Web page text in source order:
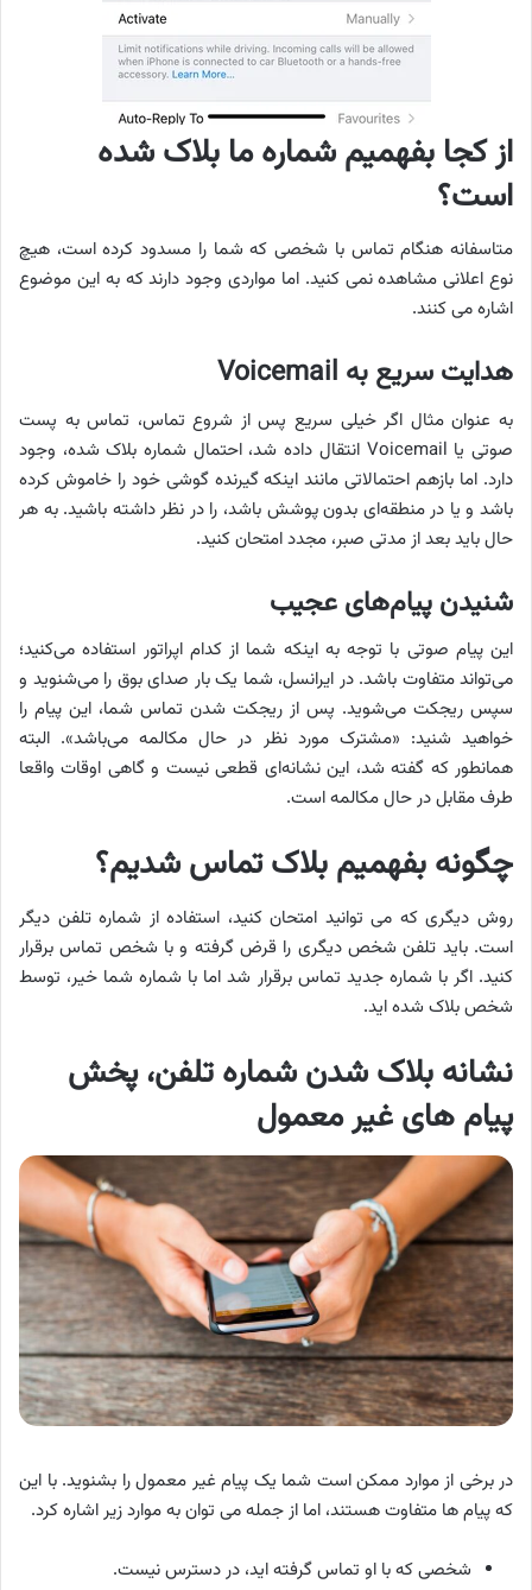
از کجا بفهمیم شماره ما بلاک شده
است؟
متاسفانه هنگام تماس با شخصی که شما را مسدود کرده است، هیچ
نوع اعلانی مشاهده نمی کنید. اما مواردی وجود دارند که به این موضوع
اشاره می کنند.
هدایت سریع به Voicemail
به عنوان مثال اگر خیلی سریع پس از شروع تماس، تماس به پست
صوتی یا Voicemail انتقال داده شد، احتمال شماره بلاک شده، وجود
دارد. اما بازهم احتمالاتی مانند اینکه گیرنده گوشی خود را خاموش کرده
باشد و یا در منطقه‌ای بدون پوشش باشد، را در نظر داشته باشید. به هر
حال باید بعد از مدتی صبر، مجدد امتحان کنید.
شنیدن پیام‌های عجیب
این پیام صوتی با توجه به اینکه شما از کدام اپراتور استفاده می‌کنید؛
می‌تواند متفاوت باشد. در ایرانسل، شما یک بار صدای بوق را می‌شنوید و
سپس ریجکت می‌شوید. پس از ریجکت شدن تماس شما، این پیام را
خواهید شنید: «مشترک مورد نظر در حال مکالمه می‌باشد». البته
همانطور که گفته شد، این نشانه‌ای قطعی نیست و گاهی اوقات واقعا
طرف مقابل در حال مکالمه است.
چگونه بفهمیم بلاک تماس شدیم؟
روش دیگری که می توانید امتحان کنید، استفاده از شماره تلفن دیگر
است. باید تلفن شخص دیگری را قرض گرفته و با شخص تماس برقرار
کنید. اگر با شماره جدید تماس برقرار شد اما با شماره شما خیر، توسط
شخص بلاک شده اید.
نشانه بلاک شدن شماره تلفن، پخش
پیام های غیر معمول
در برخی از موارد ممکن است شما یک پیام غیر معمول را بشنوید. با این
که پیام ها متفاوت هستند، اما از جمله می توان به موارد زیر اشاره کرد.
شخصی که با او تماس گرفته اید، در دسترس نیست.